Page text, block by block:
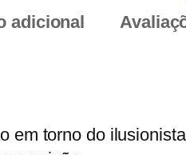
adicional
em torno do